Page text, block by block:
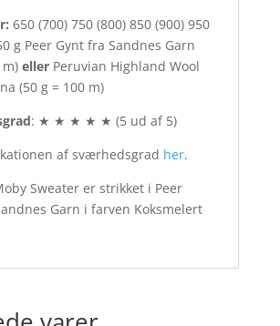
650 (700) 750 (800) 850 (900) 950
g Peer Gynt fra Sandnes Garn
m) ellerPeruvian Highland Wool
(50 g = 100 m)
: ★ ★ ★ ★ ★ (5 ud af 5)
af sværhedsgrad her.
Sweater er strikket i Peer
Garn i farven Koksmelert